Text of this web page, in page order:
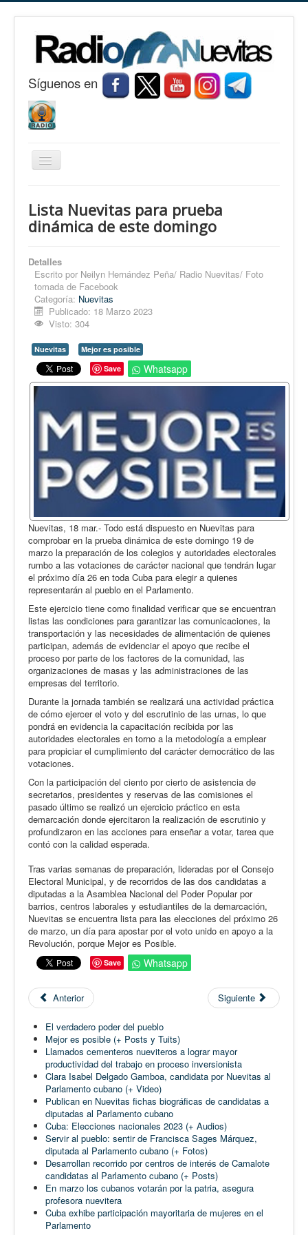
Síguenos en
Cambiar
Nuevitas
Conozca Nuevitas
Fotorreportaje
Opinión
Medio Ambiente
Ciencia, tecnología y curiosidades
Inglés
Desempolvando la historia
Lista Nuevitas para prueba
dinámica de este domingo
Detalles
Escrito por Neilyn Hernández Peña/ Radio Nuevitas/ Foto
tomada de Facebook
Categoría: Nuevitas
Publicado: 18 Marzo 2023
Visto: 304
Nuevitas
Mejor es posible
Save
Whatsapp
Nuevitas, 18 mar.- Todo está dispuesto en Nuevitas para
comprobar en la prueba dinámica de este domingo 19 de
marzo la preparación de los colegios y autoridades electorales
rumbo a las votaciones de carácter nacional que tendrán lugar
el próximo día 26 en toda Cuba para elegir a quienes
representarán al pueblo en el Parlamento.
Este ejercicio tiene como finalidad verificar que se encuentran
listas las condiciones para garantizar las comunicaciones, la
transportación y las necesidades de alimentación de quienes
participan, además de evidenciar el apoyo que recibe el
proceso por parte de los factores de la comunidad, las
organizaciones de masas y las administraciones de las
empresas del territorio.
Durante la jornada también se realizará una actividad práctica
de cómo ejercer el voto y del escrutinio de las urnas, lo que
pondrá en evidencia la capacitación recibida por las
autoridades electorales en torno a la metodología a emplear
para propiciar el cumplimiento del carácter democrático de las
votaciones.
Con la participación del ciento por cierto de asistencia de
secretarios, presidentes y reservas de las comisiones el
pasado último se realizó un ejercicio práctico en esta
demarcación donde ejercitaron la realización de escrutinio y
profundizaron en las acciones para enseñar a votar, tarea que
contó con la calidad esperada.
Tras varias semanas de preparación, lideradas por el Consejo
Electoral Municipal, y de recorridos de las dos candidatas a
diputadas a la Asamblea Nacional del Poder Popular por
barrios, centros laborales y estudiantiles de la demarcación,
Nuevitas se encuentra lista para las elecciones del próximo 26
de marzo, un día para apostar por el voto unido en apoyo a la
Revolución, porque Mejor es Posible.
Save Whatsapp
Anterior Siguiente
El verdadero poder del pueblo
Mejor es posible (+ Posts y Tuits)
Llamados cementeros nueviteros a lograr mayor
productividad del trabajo en proceso inversionista
Clara Isabel Delgado Gamboa, candidata por Nuevitas al
Parlamento cubano (+ Video)
Publican en Nuevitas fichas biográficas de candidatas a
diputadas al Parlamento cubano
Cuba: Elecciones nacionales 2023 (+ Audios)
Servir al pueblo: sentir de Francisca Sages Márquez,
diputada al Parlamento cubano (+ Fotos)
Desarrollan recorrido por centros de interés de Camalote
candidatas al Parlamento cubano (+ Posts)
En marzo los cubanos votarán por la patria, asegura
profesora nuevitera
Cuba exhibe participación mayoritaria de mujeres en el
Parlamento